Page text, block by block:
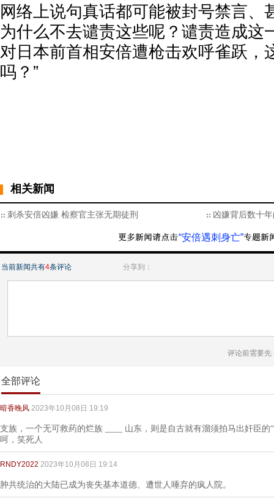
网络上说句真话都可能被封号禁言、
为什么不去谴责这些呢？谴责造成这
对日本前首相安倍遭枪击欢呼雀跃，
吗？”
相关新闻
刺杀安倍凶嫌 检察官主张无期徒刑 凶嫌背后数十
“安倍遇刺身亡”
当前新闻共有4条评论 分享到：
评论前需要先
全部评论
暗香晚风 2023年10月08日 19:19
支族，一个无可救药的烂族 ____ 山东，则是自古就有溜须拍马出奸臣
呵，笑死人
RNDY2022 2023年10月08日 19:14
肿共统治的大陆已成为丧失基本道德、遭世人唾弃的疯人院。